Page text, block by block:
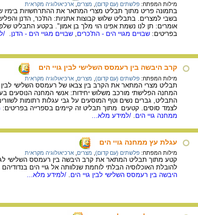
מילות המפתח: פלשתים (עם קדום) מצרים ארכיאולוגיה מקראית
בתמונה פריט מתוך תבליט מצרי המתאר את ההתרחשויות בימיו
בשבי למצרים. בתבליט שלוש קבוצות אתניות: הת'כר, הדנן
אומרים: תן לנו נשמת אפינו הוי מלך בן אמון". בקטע התבליט
בפריטים: שבויים מגויי הים - הת'כרים שבויים מגויי הים - הדנן /
קרב היבשה בין רעמסס השלישי לבין גויי הים
מילות המפתח: פלשתים (עם קדום) מצרים ארכיאולוגיה מקראית
תבליט מצרי המתאר את הקרב בין צבאו של רעמסס השלישי לבין
המחנה הפלישתי מורכב משלוש יחידות: אנשי המחנה הנוסעים
התבליט, גברים נשים וטף המוסעים על גבי עגלות רתומות
לצמד סוסים. קטעים מתוך תבליט זה קיימים בספרייה בפריטים:
ממחנה גויי הים /למידע מלא...
עגלת עץ ממחנה גויי הים
מילות המפתח: פלשתים (עם קדום) מצרים ארכיאולוגיה מקראית
קטע מתוך תבליט המתאר את קרב היבשה בין רעמסס השלישי
להובלת האוכלוסיה הבלתי לוחמת שנלוותה אל גויי הים
היבשה בין רעמסס השלישי לבין גויי הים. /למידע מלא...